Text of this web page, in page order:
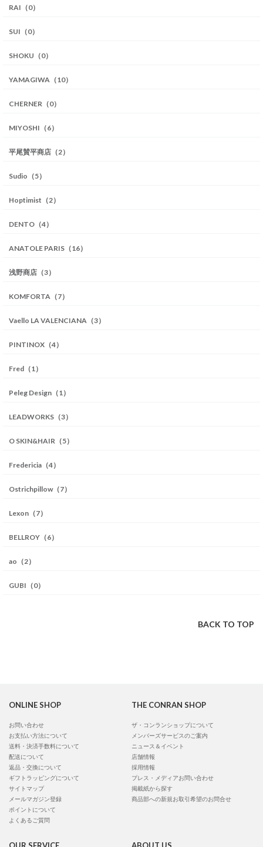
RAI（0）
SUI（0）
SHOKU（0）
YAMAGIWA（10）
CHERNER（0）
MIYOSHI（6）
平尾賛平商店（2）
Sudio（5）
Hoptimist（2）
DENTO（4）
ANATOLE PARIS（16）
浅野商店（3）
KOMFORTA（7）
Vaello LA VALENCIANA（3）
PINTINOX（4）
Fred（1）
Peleg Design（1）
LEADWORKS（3）
O SKIN&HAIR（5）
Fredericia（4）
Ostrichpillow（7）
Lexon（7）
BELLROY（6）
ao（2）
GUBI（0）
BACK TO TOP
ONLINE SHOP
お問い合わせ
お支払い方法について
送料・決済手数料について
配送について
返品・交換について
ギフトラッピングについて
サイトマップ
メールマガジン登録
ポイントについて
よくあるご質問
THE CONRAN SHOP
ザ・コンランショップについて
メンバーズサービスのご案内
ニュース＆イベント
店舗情報
採用情報
プレス・メディアお問い合わせ
掲載紙から探す
商品部への新規お取引希望のお問合せ